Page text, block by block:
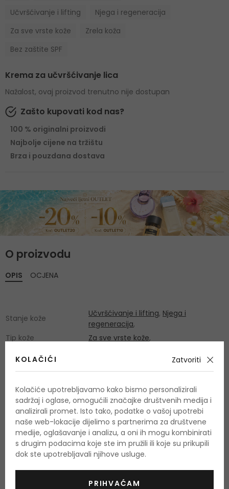
Učvršćivanje i lifting
Njega i regeneracija
Za sve vrste kože
Zrela koža
Bez zaštite SPF
Krema za učvršćivanje lica
Nažalost, ovaj proizvod trenutno nije dostupan
Zašto kupovati kod nas?
100 % originalni proizvodi
Najbolje cijene na tržištu
Brza i pouzdana dostava
O proizvodu
OPIS
Stanje kože Učvršćivanje i lifting, Njega i
regeneracija,
Tip kože
Za sve vrste kože,
dobi
OCJENA
OSTALI PROIZVODI IZ ASORTIMANA
RoC Multi Correxion
KOLAČIĆI Zatvoriti
Kolačiće upotrebljavamo kako bismo personalizirali
sadržaj i oglase, omogućili značajke društvenih medija i
analizirali promet. Isto tako, podatke o vašoj upotrebi
naše web-lokacije dijelimo s partnerima za društvene
medije, oglašavanje i analizu, a oni ih mogu kombinirati
s drugim podacima koje ste im pružili ili koje su prikupili
dok ste upotrebljavali njihove usluge.
PRIHVAĆAM